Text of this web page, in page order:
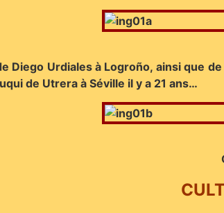
Diego Urdiales à Logroño, ainsi que
de Utrera à Séville il y a 21 ans…